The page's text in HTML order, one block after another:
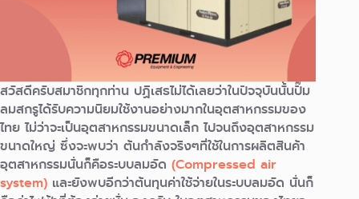
สวัสดีครับสมาชิกทุกท่าน ปฏิเสธไม่ได้เลยว่าในปัจจุบันนั้นปั๊ม
ลมสกรูได้รับความนิยมใช้งานอย่างมากในอุตสาหกรรมของ
ไทย ไม่ว่าจะเป็นอุตสาหกรรมขนาดเล็ก ไปจนถึงอุตสาหกรรม
ขนาดใหญ่ ซึ่งจะพบว่า ต้นกำลังจริงๆที่ใช้ในการผลิตสินค้า
อุตสาหกรรมนั่นก็คือระบบลมอัด (Compressed air
system) และยังพบอีกว่าต้นทุนค่าใช้จ่ายในระบบลมอัด นั่นก็